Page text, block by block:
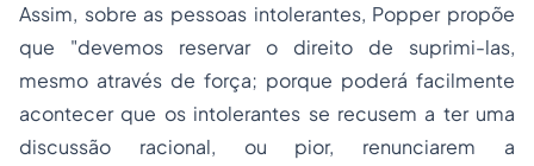
Assim, sobre as pessoas intolerantes, Popper propõe
que "devemos reservar o direito de suprimi-las,
mesmo através de força; porque poderá facilmente
acontecer que os intolerantes se recusem a ter uma
discussão racional, ou pior, renunciarem a